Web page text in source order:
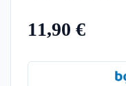
11,90 €